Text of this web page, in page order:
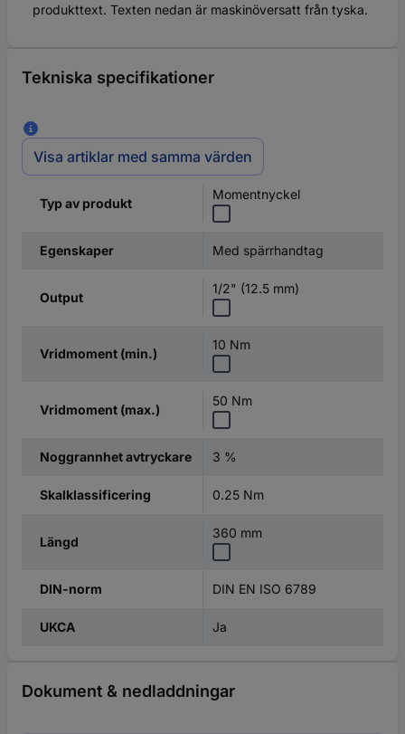
produkttext. Texten nedan är maskinöversatt från tyska.
Tekniska specifikationer
Visa artiklar med samma värden
Typ av produkt
Momentnyckel
Egenskaper Med spärrhandtag
Output
1/2" (12.5 mm)
Vridmoment (min.)
10 Nm
Vridmoment (max.)
50 Nm
Noggrannhet avtryckare 3 %
Skalklassificering 0.25 Nm
Längd
360 mm
DIN-norm DIN EN ISO 6789
UKCA Ja
Dokument & nedladdningar